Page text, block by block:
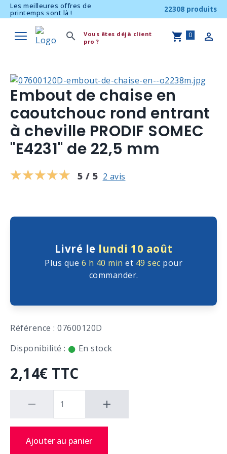
Les meilleures offres de
printemps sont là ! 22308 produits
Vous êtes déjà client
pro ?
0
Embout de chaise en
caoutchouc rond entrant
à cheville PRODIF SOMEC
"E4231" de 22,5 mm
5 / 5 2 avis
Livré le lundi 10 août
Plus que 6 h 40 min et 48 sec pour
commander.
Référence : 07600120D
Disponibilité :
En stock
2,14€ TTC
Ajouter au panier